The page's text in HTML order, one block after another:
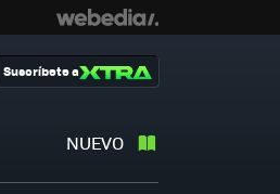
NUEVO
Suscríbete a